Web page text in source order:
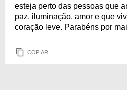
esteja perto das pessoas que
paz, iluminação, amor e que
coração leve. Parabéns por
COPIAR